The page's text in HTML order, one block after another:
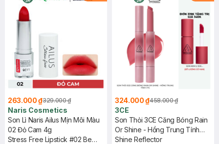
263.000 ₫329.000 ₫
Naris Cosmetics
Son Lì Naris Ailus Mịn Môi Màu
02 Đỏ Cam 4g
Stress Free Lipstick #02 Be
324.000 ₫458.000 ₫
3CE
Son Thỏi 3CE Căng Bóng Rain
Or Shine - Hồng Trung Tính
1.7g
Shine Reflector